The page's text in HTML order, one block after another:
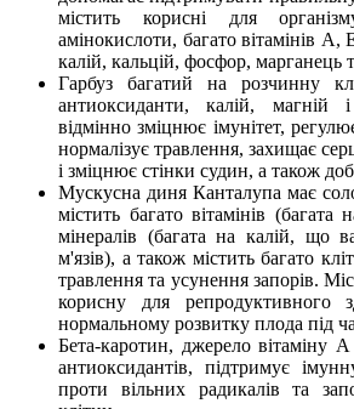
містить корисні для
амінокислоти, багато вітамінів
калій, кальцій, фосфор, марганець
Гарбуз багатий на розчинну
антиоксиданти, калій, магній
відмінно зміцнює імунітет,
нормалізує травлення, захищає
і зміцнює стінки судин, а також
Мускусна диня Канталупа має
містить багато вітамінів
мінералів (багата на калій, що
м'язів), а також містить багато
травлення та усунення запорів.
корисну для репродуктивного
нормальному розвитку плода під
Бета-каротин, джерело вітаміну
антиоксидантів, підтримує
проти вільних радикалів та